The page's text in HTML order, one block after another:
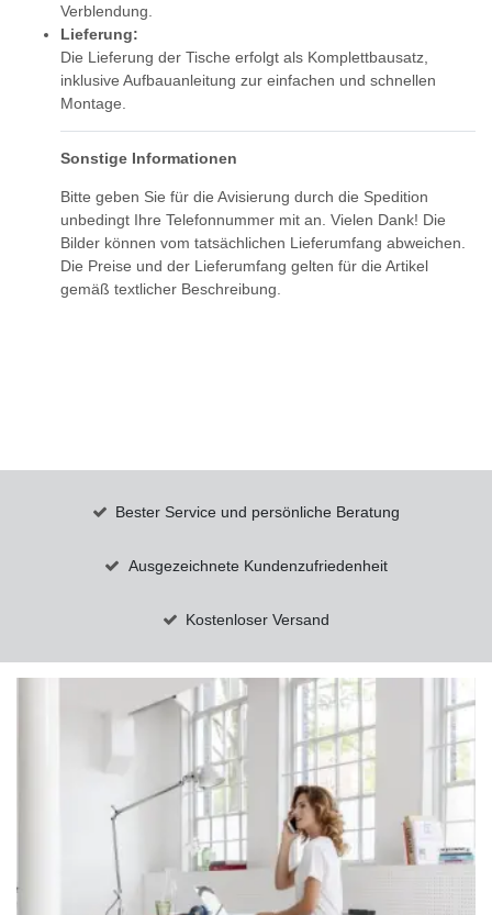
Verblendung.
Lieferung:
Die Lieferung der Tische erfolgt als Komplettbausatz,
inklusive Aufbauanleitung zur einfachen und schnellen
Montage.
Sonstige Informationen
Bitte geben Sie für die Avisierung durch die Spedition
unbedingt Ihre Telefonnummer mit an. Vielen Dank! Die
Bilder können vom tatsächlichen Lieferumfang abweichen.
Die Preise und der Lieferumfang gelten für die Artikel
gemäß textlicher Beschreibung.
Bester Service und persönliche Beratung
Ausgezeichnete Kundenzufriedenheit
Kostenloser Versand